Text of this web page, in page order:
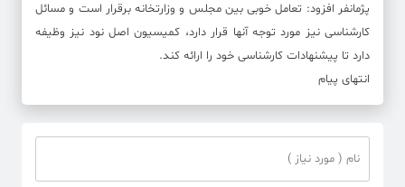
پژمانفر افزود: تعامل خوبی بین مجلس و وزارتخانه برقرار است و مسائل
کارشناسی نیز مورد توجه آنها قرار دارد، کمیسیون اصل نود نیز وظیفه
دارد تا پیشنهادات کارشناسی خود را ارائه کند.
انتهای پیام